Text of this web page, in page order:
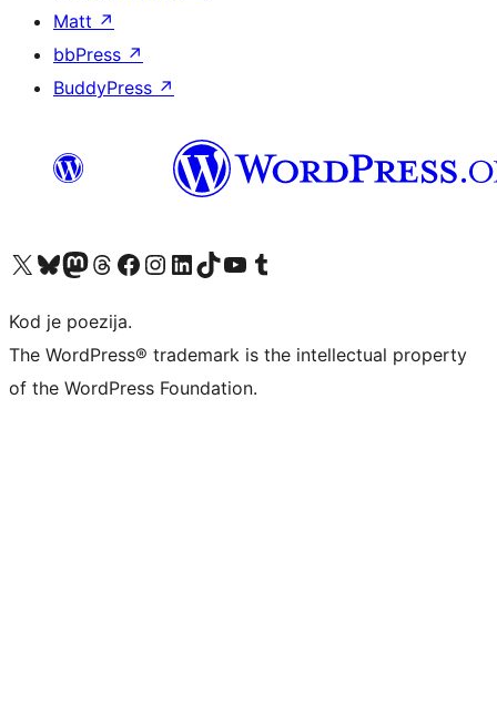
Matt ↗
bbPress ↗
BuddyPress ↗
Visit our X (formerly Twitter) account
Visit our Bluesky account
Visit our Mastodon account
Visit our Threads account
Visit our Facebook page
Visit our Instagram account
Visit our LinkedIn account
Visit our TikTok account
Visit our YouTube channel
Visit our Tumblr account
Kod je poezija.
The WordPress® trademark is the intellectual property
of the WordPress Foundation.